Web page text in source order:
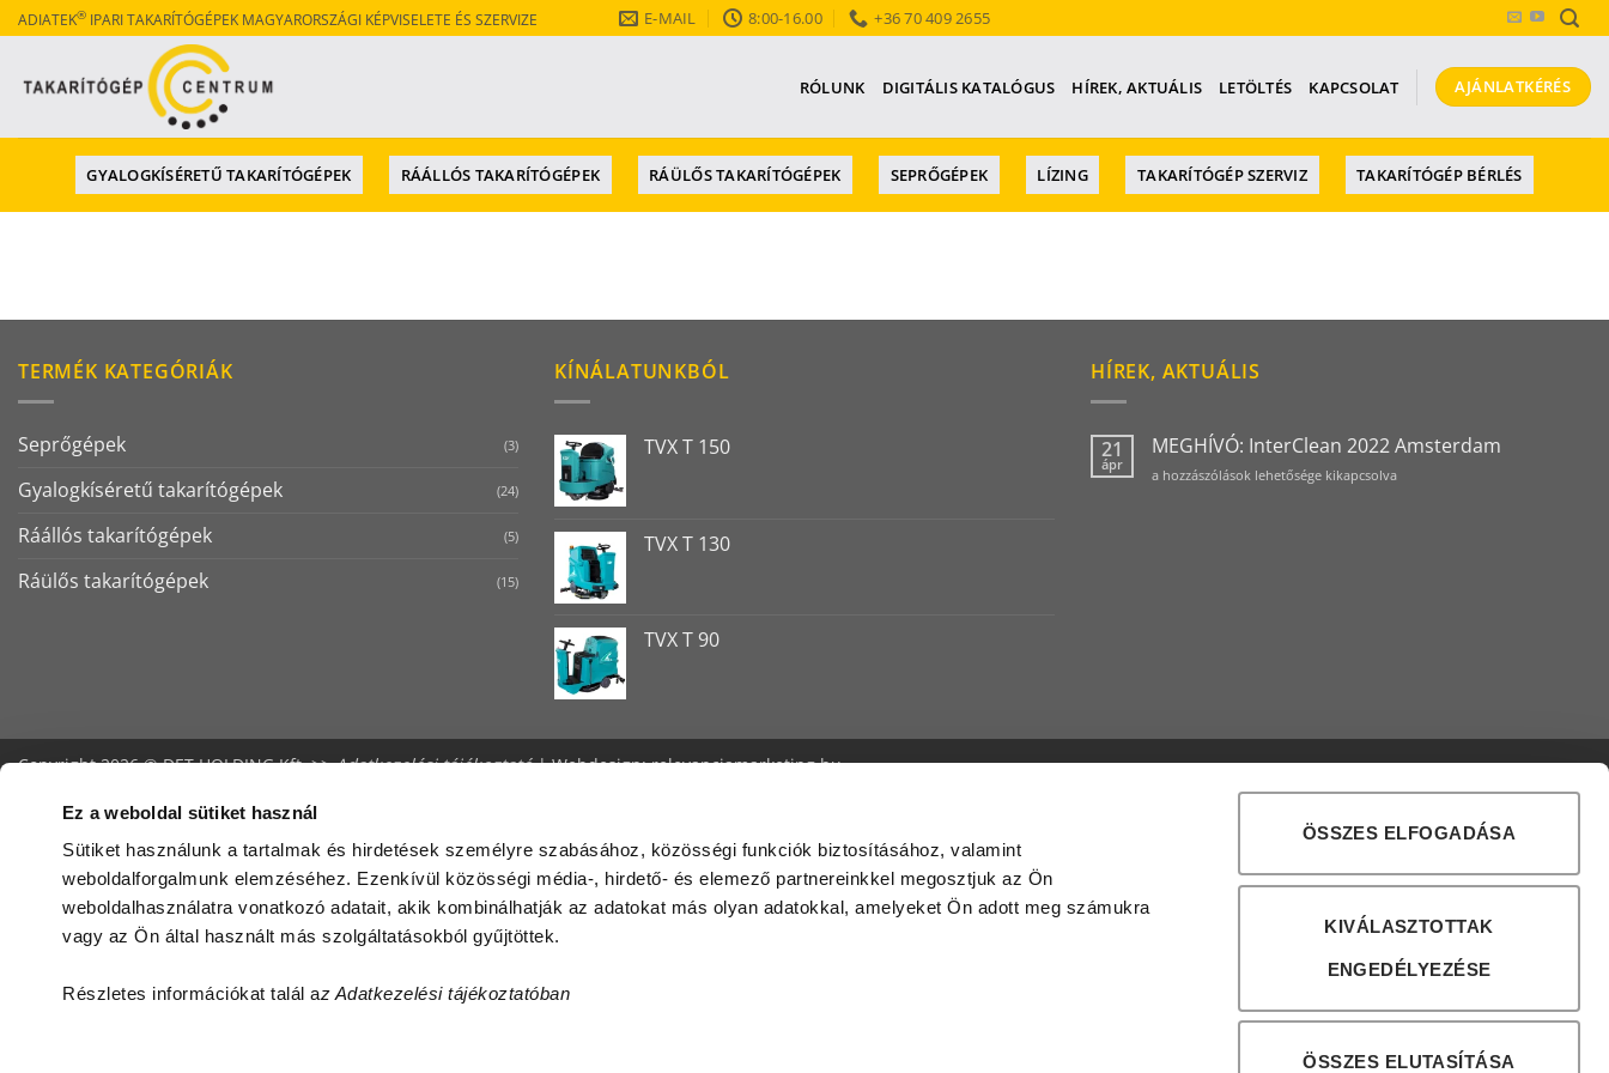
Ez a weboldal sütiket használ
Sütiket használunk a tartalmak és hirdetések személyre szabásához, közösségi funkciók biztosításához, valamint
weboldalforgalmunk elemzéséhez. Ezenkívül közösségi média-, hirdető- és elemező partnereinkkel megosztjuk az Ön
weboldalhasználatra vonatkozó adatait, akik kombinálhatják az adatokat más olyan adatokkal, amelyeket Ön adott meg számukra
vagy az Ön által használt más szolgáltatásokból gyűjtöttek.
Részletes információkat talál az Adatkezelési tájékoztatóban
ÖSSZES ELFOGADÁSA
KIVÁLASZTOTTAK
ENGEDÉLYEZÉSE
ÖSSZES ELUTASÍTÁSA
Skip
to
ADIATEK® IPARI TAKARÍTÓGÉPEK MAGYARORSZÁGI KÉPVISELETE ÉS SZERVIZE E-MAIL 8:00-16.00 +36 70 409 2655
RÓLUNK DIGITÁLIS KATALÓGUS HÍREK, AKTUÁLIS LETÖLTÉS KAPCSOLAT AJÁNLATKÉRÉS
GYALOGKÍSÉRETŰ TAKARÍTÓGÉPEK RÁÁLLÓS TAKARÍTÓGÉPEK RÁÜLŐS TAKARÍTÓGÉPEK SEPRŐGÉPEK LÍZING TAKARÍTÓGÉP SZERVIZ TAKARÍTÓGÉP BÉRLÉS
TERMÉK KATEGÓRIÁK
Seprőgépek (3)
Gyalogkíséretű takarítógépek (24)
Ráállós takarítógépek (5)
Ráülős takarítógépek (15)
KÍNÁLATUNKBÓL
TVX T 150
TVX T 130
TVX T 90
HÍREK, AKTUÁLIS
21
ápr
MEGHÍVÓ: InterClean 2022 Amsterdam
MEGHÍVÓ:
a hozzászólások lehetősége kikapcsolva
Copyright 2026 © DET HOLDING Kft. >>Adatkezelési tájékoztató| Webdesign:relevanciamarketing.hu